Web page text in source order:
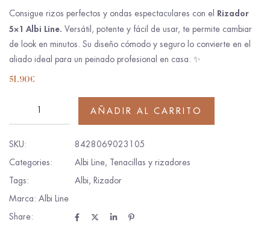
Consigue rizos perfectos y ondas espectaculares con el Rizador
5×1 Albi Line. Versátil, potente y fácil de usar, te permite cambiar
de look en minutos. Su diseño cómodo y seguro lo convierte en el
aliado ideal para un peinado profesional en casa. ✨
51.90€
AÑADIR AL CARRITO
SKU:
8428069023105
Categories:
Albi Line, Tenacillas y rizadores
Tags:
Albi, Rizador
Marca: Albi Line
Share: